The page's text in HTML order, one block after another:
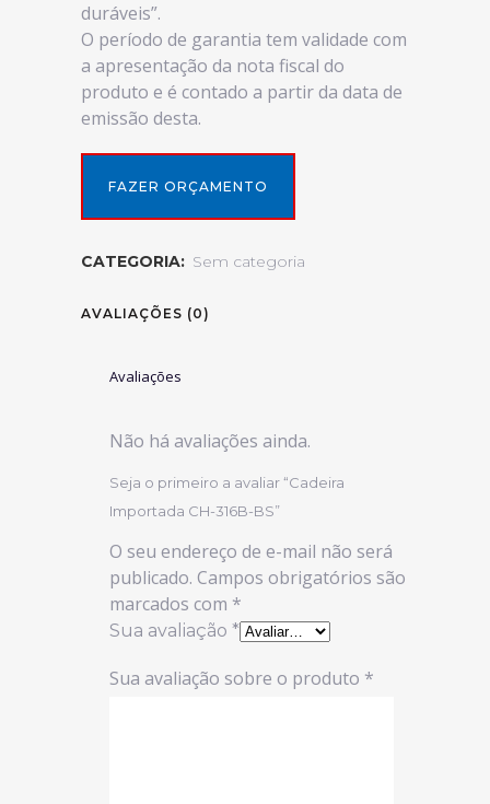
duráveis”.
O período de garantia tem validade com
a apresentação da nota fiscal do
produto e é contado a partir da data de
emissão desta.
FAZER ORÇAMENTO
CATEGORIA: Sem categoria
AVALIAÇÕES (0)
Avaliações
Não há avaliações ainda.
Seja o primeiro a avaliar “Cadeira
Importada CH-316B-BS”
O seu endereço de e-mail não será
publicado. Campos obrigatórios são
marcados com *
Sua avaliação *
Sua avaliação sobre o produto *